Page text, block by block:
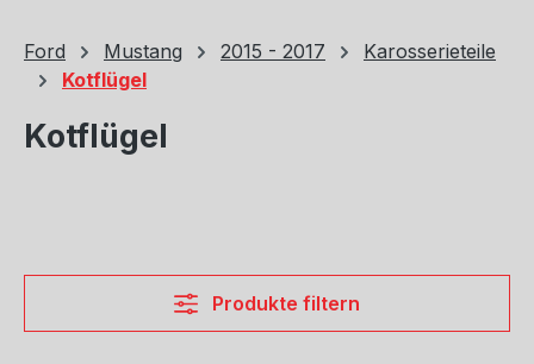
Ford Mustang 2015 - 2017
Karosserieteile
Kotflügel
Kotflügel
Produkte filtern